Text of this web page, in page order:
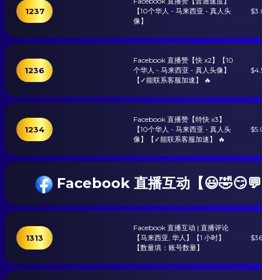
1237
【10个华人 - 马来西亚 - 真人头
像】
1236
Facebook 直播赞【快 x2】【10
个华人 - 马来西亚 - 真人头像】
【✓能联系客服加速】 🔥
1234
Facebook 直播赞【特快 x3】
【10个华人 - 马来西亚 - 真人头
像】【✓能联系客服加速】 🔥
Facebook 直播互动【
1313
Facebook 直播互动 | 直播评论
【马来西亚, 华人】【1 小时】
【数量填：账号数量】